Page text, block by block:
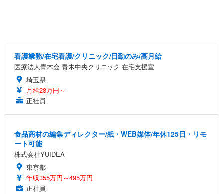
看護業務/在宅看護/クリニック/日勤のみ/高月給
医療法人青木会 青木中央クリニック 在宅支援室
埼玉県
月給28万円～
正社員
食品商材の編集ディレクター/紙・WEB媒体/年休125日・リモ
ート可能
株式会社YUIDEA
東京都
年収355万円～495万円
正社員